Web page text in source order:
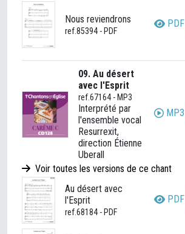
Nous reviendrons
ref.85394 - PDF
PDF
09. Au désert
avec l'Esprit
ref.67164 - MP3
Interprété par
l'ensemble vocal
Resurrexit,
direction Étienne
Uberall
MP3
Voir toutes les versions de ce chant
Au désert avec
l'Esprit
ref.68184 - PDF
PDF